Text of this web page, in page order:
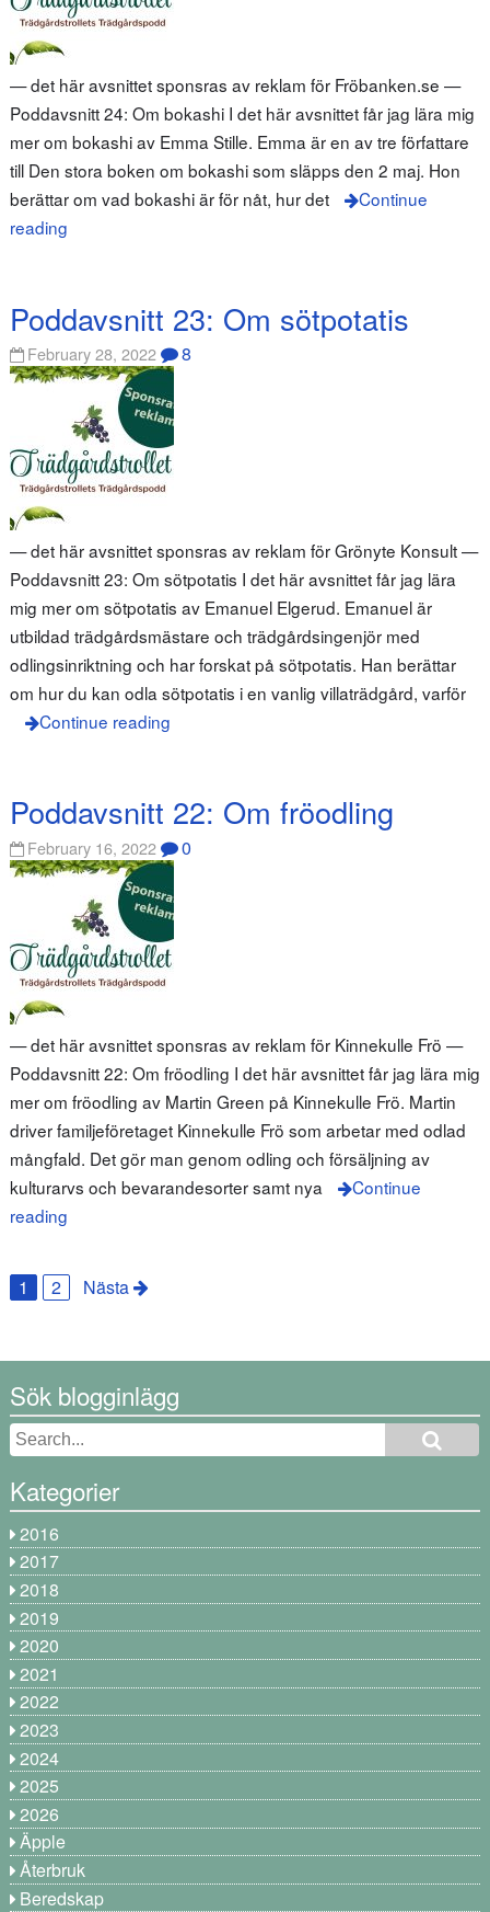
— det här avsnittet sponsras av reklam för Fröbanken.se —
Poddavsnitt 24: Om bokashi I det här avsnittet får jag lära mig
mer om bokashi av Emma Stille. Emma är en av tre författare
till Den stora boken om bokashi som släpps den 2 maj. Hon
berättar om vad bokashi är för nåt, hur det
Continue
reading
Poddavsnitt 23: Om sötpotatis
February 28, 2022 8
— det här avsnittet sponsras av reklam för Grönyte Konsult —
Poddavsnitt 23: Om sötpotatis I det här avsnittet får jag lära
mig mer om sötpotatis av Emanuel Elgerud. Emanuel är
utbildad trädgårdsmästare och trädgårdsingenjör med
odlingsinriktning och har forskat på sötpotatis. Han berättar
om hur du kan odla sötpotatis i en vanlig villaträdgård, varför
Continue reading
Poddavsnitt 22: Om fröodling
February 16, 2022 0
— det här avsnittet sponsras av reklam för Kinnekulle Frö —
Poddavsnitt 22: Om fröodling I det här avsnittet får jag lära mig
mer om fröodling av Martin Green på Kinnekulle Frö. Martin
driver familjeföretaget Kinnekulle Frö som arbetar med odlad
mångfald. Det gör man genom odling och försäljning av
kulturarvs och bevarandesorter samt nya
Continue
reading
1 2 Nästa
Sök blogginlägg
Kategorier
2016
2017
2018
2019
2020
2021
2022
2023
2024
2025
2026
Äpple
Återbruk
Beredskap